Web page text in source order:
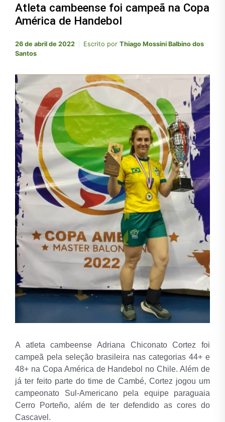
Atleta cambeense foi campeã na Copa
América de Handebol
26 de abril de 2022 Escrito por Thiago Mossini Balbino dos
Santos
A atleta cambeense Adriana Chiconato Cortez foi
campeã pela seleção brasileira nas categorias 44+ e
48+ na Copa América de Handebol no Chile. Além de
já ter feito parte do time de Cambé, Cortez jogou um
campeonato Sul-Americano pela equipe paraguaia
Cerro Porteño, além de ter defendido as cores do
Cascavel.